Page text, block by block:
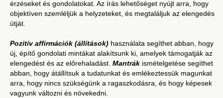
érzéseket és gondolatokat. Az írás lehetőséget nyújt arra, hogy
objektíven szemléljük a helyzeteket, és megtaláljuk az elengedés
útját.
Pozitív affirmációk (állítások) használata segíthet abban, hogy
új, építő gondolati mintákat alakítsunk ki, amelyek támogatják az
elengedést és az előrehaladást.Mantrák ismételgetése segíthet
abban, hogy átállítsuk a tudatunkat és emlékeztessük magunkat
arra, hogy nincs szükségünk a ragaszkodásra, és hogy képesek
vagyunk változni és növekedni.